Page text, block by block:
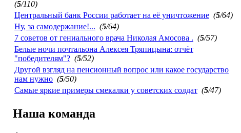
(5/110)
Центральный банк России работает на её уничтожение (5/64)
Ну, за самодержание!... (5/64)
7 советов от гениального врача Николая Амосова . (5/57)
Белые ночи почтальона Алексея Тряпицына: отчёт
"победителям"? (5/52)
Другой взгляд на пенсионный вопрос или какое государство
нам нужно (5/50)
Самые яркие примеры смекалки у советских солдат (5/47)
Наша команда